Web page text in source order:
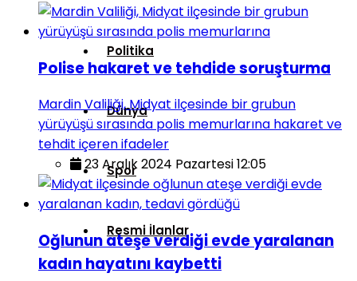
Politika
Dünya
Spor
Resmi İlanlar
Polise hakaret ve tehdide soruşturma
Mardin Valiliği, Midyat ilçesinde bir grubun
yürüyüşü sırasında polis memurlarına hakaret ve
tehdit içeren ifadeler
23 Aralık 2024 Pazartesi 12:05
Oğlunun ateşe verdiği evde yaralanan
kadın hayatını kaybetti